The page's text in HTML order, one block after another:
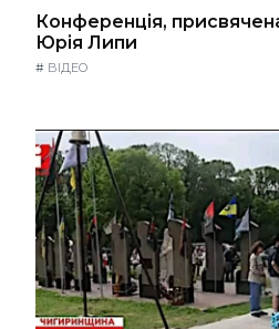
Конференція,
Юрія Липи
# ВІДЕО